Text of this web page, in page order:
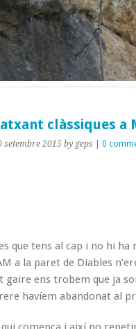
clàssiques a
setembre 2015 by geps| 0
que tens al cap i no hi ha
a la paret de Diables
ens trobem que ja
havíem abandonat al